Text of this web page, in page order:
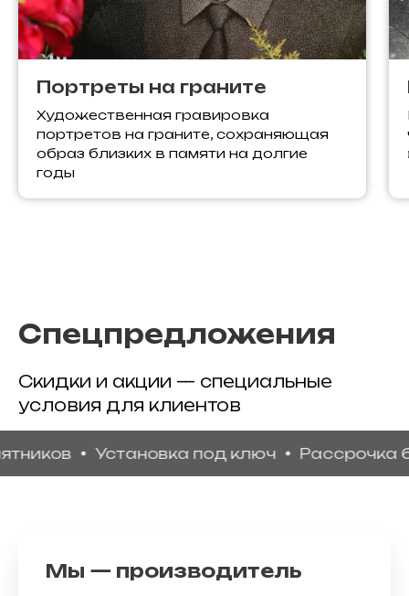
Портреты на граните
Художественная гравировка
портретов на граните, сохраняющая
образ близких в памяти на долгие
годы
Спецпредложения
Скидки и акции — специальные
условия для клиентов
Установка под ключ Рассрочка без
Мы — производитель